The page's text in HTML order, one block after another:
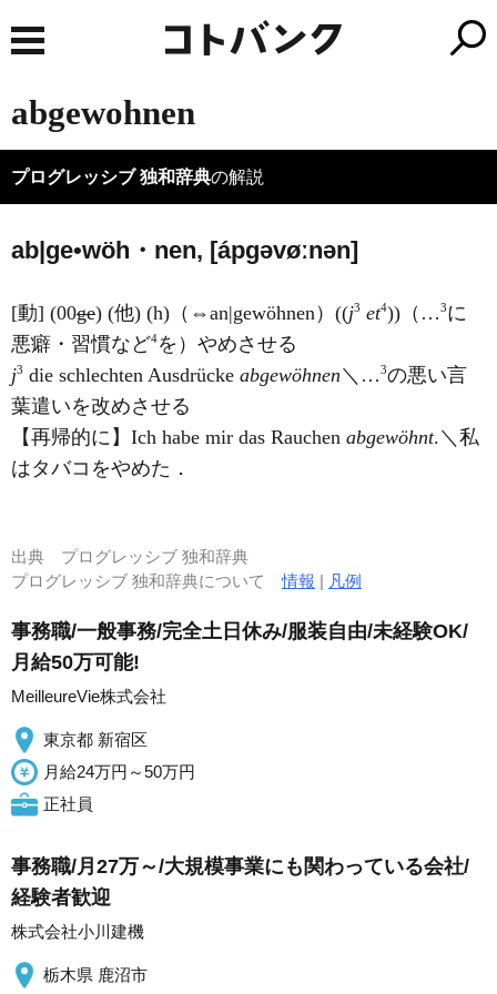
abgewohnen
プログレッシブ 独和辞典の解説
ab|ge•wöh・nen, [ápɡəvøːnən]
[動] (00ge) (他) (h)（⇔an|gewöhnen）((j3 et4))（…3に
悪癖・習慣など4を）やめさせる
j3 die schlechten Ausdrücke abgewöhnen＼…3の悪い言
葉遣いを改めさせる
【再帰的に】Ich habe mir das Rauchen abgewöhnt.＼私
はタバコをやめた．
出典 プログレッシブ 独和辞典
プログレッシブ 独和辞典について情報 | 凡例
事務職/一般事務/完全土日休み/服装自由/未経験OK/
月給50万可能!
MeilleureVie株式会社
東京都 新宿区
月給24万円～50万円
正社員
事務職/月27万～/大規模事業にも関わっている会社/
経験者歓迎
株式会社小川建機
栃木県 鹿沼市